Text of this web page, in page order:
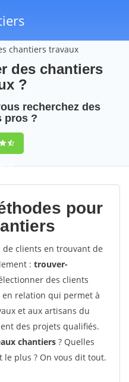
chantiers travaux
des chantiers
?
recherchez des
pros ?
35
pour
clients en trouvant de
: trouver-
des clients
en relation qui permet à
et aux artisans du
des projets qualifiés.
chantiers ? Quelles
plus ? On vous dit tout.